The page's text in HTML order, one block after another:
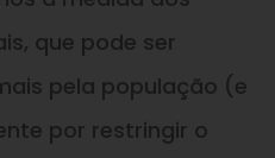
que pode ser
pela população (e
por restringir o